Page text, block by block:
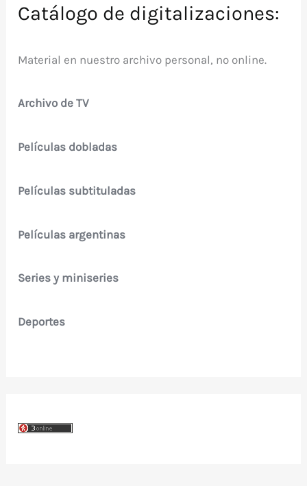
Catálogo de digitalizaciones:
Material en nuestro archivo personal, no online.
Archivo de TV
Películas dobladas
Películas subtituladas
Películas argentinas
Series y miniseries
Deportes